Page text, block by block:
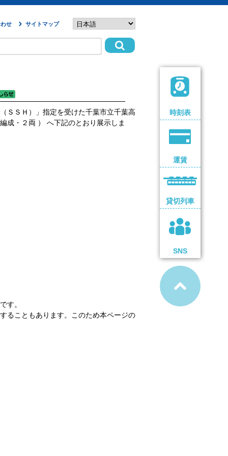
せ サイトマップ
時刻表
運賃
貸切列車
SNS
ＳＳＨ）」指定を受けた千葉市立千葉高
成・２両 ） へ下記のとおり展示しま
す。
ることもあります。このため本ページの